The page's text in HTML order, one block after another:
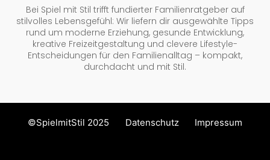
Bei Spiel mit Stil trifft fundierter Familienratgeber auf
stilvolles Lebensgefühl: Wir liefern dir ausgewählte Tipps
rund um moderne Erziehung, gesunde Entwicklung,
kreative Freizeitgestaltung und clevere Lifestyle-
Entscheidungen für den Familienalltag – kompakt,
durchdacht und mit Stil.
©SpielmitStil 2025 Datenschutz Impressum